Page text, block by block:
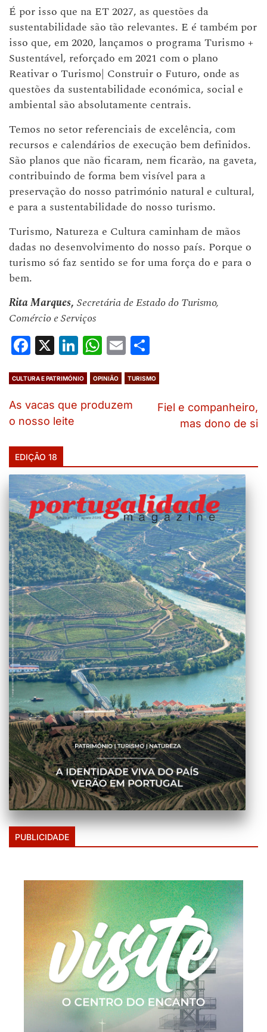
É por isso que na ET 2027, as questões da
sustentabilidade são tão relevantes. E é também por
isso que, em 2020, lançamos o programa Turismo +
Sustentável, reforçado em 2021 com o plano
Reativar o Turismo| Construir o Futuro, onde as
questões da sustentabilidade económica, social e
ambiental são absolutamente centrais.
Temos no setor referenciais de excelência, com
recursos e calendários de execução bem definidos.
São planos que não ficaram, nem ficarão, na gaveta,
contribuindo de forma bem visível para a
preservação do nosso património natural e cultural,
e para a sustentabilidade do nosso turismo.
Turismo, Natureza e Cultura caminham de mãos
dadas no desenvolvimento do nosso país. Porque o
turismo só faz sentido se for uma força do e para o
bem.
Rita Marques, Secretária de Estado do Turismo,
Comércio e Serviços
Facebook
X LinkedIn
WhatsApp
Email
CULTURA E PATRIMÓNIO OPINIÃO TURISMO
As vacas que produzem
o nosso leite
Fiel e companheiro,
mas dono de si
EDIÇÃO 18
PUBLICIDADE